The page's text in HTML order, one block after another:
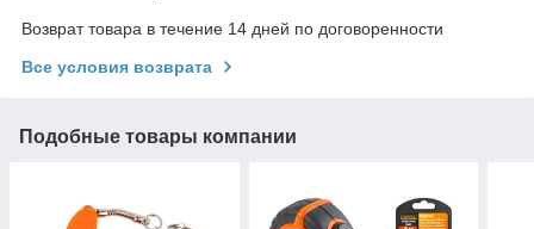
Возврат товара в течение 14 дней по договоренности
Все условия возврата
Подобные товары компании